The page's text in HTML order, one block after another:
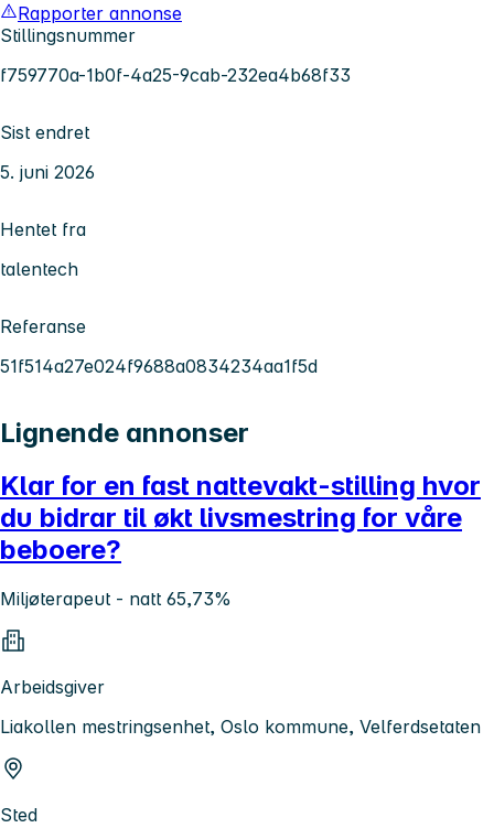
Rapporter annonse
Stillingsnummer
f759770a-1b0f-4a25-9cab-232ea4b68f33
Sist endret
5. juni 2026
Hentet fra
talentech
Referanse
51f514a27e024f9688a0834234aa1f5d
Lignende annonser
Klar for en fast nattevakt-stilling hvor
du bidrar til økt livsmestring for våre
beboere?
Miljøterapeut - natt 65,73%
Arbeidsgiver
Liakollen mestringsenhet, Oslo kommune, Velferdsetaten
Sted